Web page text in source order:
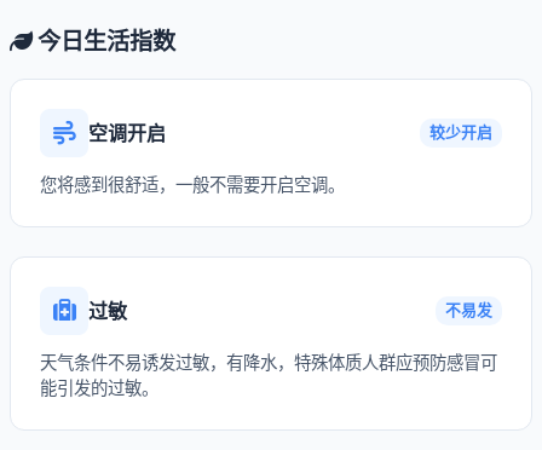
今日生活指数
空调开启 较少开启
您将感到很舒适，一般不需要开启空调。
过敏 不易发
天气条件不易诱发过敏，有降水，特殊体质人群应预防感冒可
能引发的过敏。